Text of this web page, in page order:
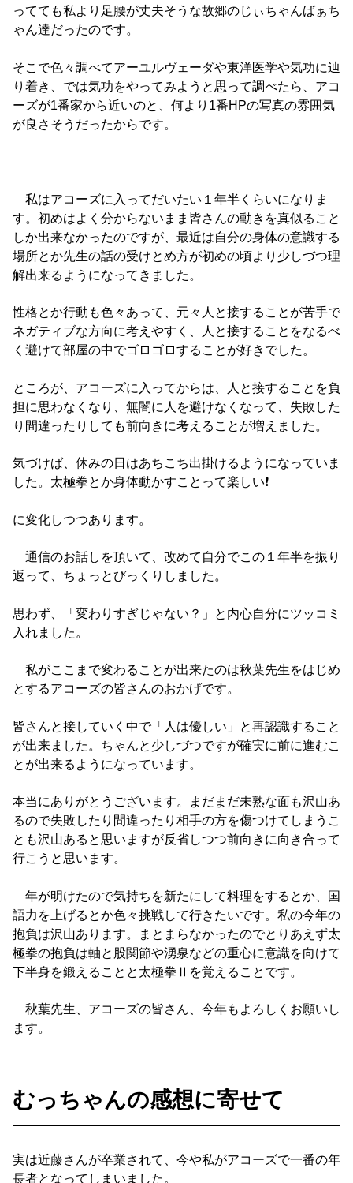
ってても私より足腰が丈夫そうな故郷のじぃちゃんばぁち
ゃん達だったのです。
そこで色々調べてアーユルヴェーダや東洋医学や気功に辿
り着き、では気功をやってみようと思って調べたら、アコ
ーズが1番家から近いのと、何より1番HPの写真の雰囲気
が良さそうだったからです。
私はアコーズに入ってだいたい１年半くらいになりま
す。初めはよく分からないまま皆さんの動きを真似ること
しか出来なかったのですが、最近は自分の身体の意識する
場所とか先生の話の受けとめ方が初めの頃より少しづつ理
解出来るようになってきました。
性格とか行動も色々あって、元々人と接することが苦手で
ネガティブな方向に考えやすく、人と接することをなるべ
く避けて部屋の中でゴロゴロすることが好きでした。
ところが、アコーズに入ってからは、人と接することを負
担に思わなくなり、無闇に人を避けなくなって、失敗した
り間違ったりしても前向きに考えることが増えました。
気づけば、休みの日はあちこち出掛けるようになっていま
した。太極拳とか身体動かすことって楽しい❗️
に変化しつつあります。
通信のお話しを頂いて、改めて自分でこの１年半を振り
返って、ちょっとびっくりしました。
思わず、「変わりすぎじゃない？」と内心自分にツッコミ
入れました。
私がここまで変わることが出来たのは秋葉先生をはじめ
とするアコーズの皆さんのおかげです。
皆さんと接していく中で「人は優しい」と再認識すること
が出来ました。ちゃんと少しづつですが確実に前に進むこ
とが出来るようになっています。
本当にありがとうございます。まだまだ未熟な面も沢山あ
るので失敗したり間違ったり相手の方を傷つけてしまうこ
とも沢山あると思いますが反省しつつ前向きに向き合って
行こうと思います。
年が明けたので気持ちを新たにして料理をするとか、国
語力を上げるとか色々挑戦して行きたいです。私の今年の
抱負は沢山あります。まとまらなかったのでとりあえず太
極拳の抱負は軸と股関節や湧泉などの重心に意識を向けて
下半身を鍛えることと太極拳Ⅱを覚えることです。
秋葉先生、アコーズの皆さん、今年もよろしくお願いし
ます。
むっちゃんの感想に寄せて
実は近藤さんが卒業されて、今や私がアコーズで一番の年
長者となってしまいました。